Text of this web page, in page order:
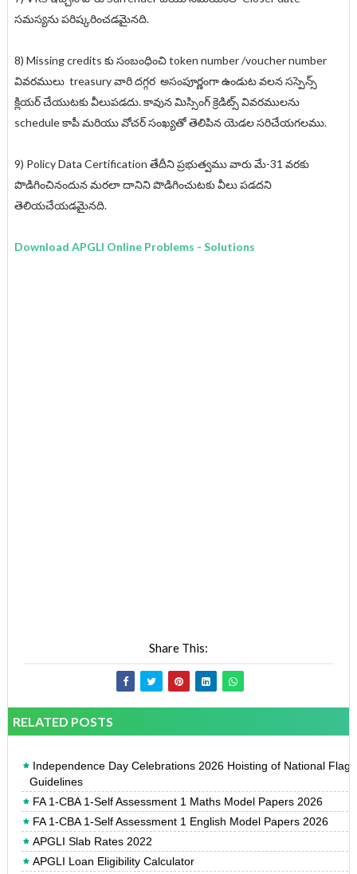
సమస్యను పరిష్కరించడమైనది.
8) Missing credits కు సంబంధించి token number /voucher number
వివరములు treasury వారి దగ్గర అసంపూర్ణంగా ఉండుట వలన సస్పెన్స్
క్లియర్ చేయుటకు వీలుపడదు. కావున మిస్సింగ్ క్రెడిట్స్ వివరములను
schedule కాపీ మరియు వోచర్ సంఖ్యతో తెలిపిన యెడల సరిచేయగలము.
9) Policy Data Certification తేదీని ప్రభుత్వము వారు మే-31 వరకు
పొడిగించినందున మరలా దానిని పొడిగించుటకు వీలు పడదని
తెలియచేయడమైనది.
Download APGLI Online Problems - Solutions
Share This:
RELATED POSTS
Independence Day Celebrations 2026 Hoisting of National Flag
Guidelines
FA 1-CBA 1-Self Assessment 1 Maths Model Papers 2026
FA 1-CBA 1-Self Assessment 1 English Model Papers 2026
APGLI Slab Rates 2022
APGLI Loan Eligibility Calculator